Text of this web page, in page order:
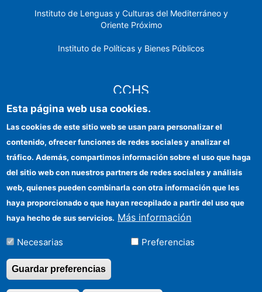
Instituto de Lenguas y Culturas del Mediterráneo y
Oriente Próximo
Instituto de Políticas y Bienes Públicos
CCHS
Identidad institucional
Ayudas FEDER
Organismos financiadores
Contacto
Cómo llegar
Esta página web usa cookies.
Las cookies de este sitio web se usan para personalizar el
contenido, ofrecer funciones de redes sociales y analizar el
tráfico. Además, compartimos información sobre el uso que haga
del sitio web con nuestros partners de redes sociales y análisis
web, quienes pueden combinarla con otra información que les
haya proporcionado o que hayan recopilado a partir del uso que
haya hecho de sus servicios. Más información
Necesarias Preferencias
Guardar preferencias